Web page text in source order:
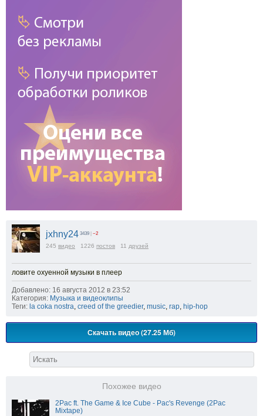
jxhny24 3439 −2
245 видео 1226 постов 11 друзей
ловите охуенной музыки в плеер
Добавлено: 16 августа 2012 в 23:52
Категория: Музыка и видеоклипы
Теги: la coka nostra, creed of the greedier, music, rap, hip-hop
Скачать видео (27.25 Мб)
Похожее видео
2Pac ft. The Game & Ice Cube - Pac's Revenge (2Pac
Mixtape)